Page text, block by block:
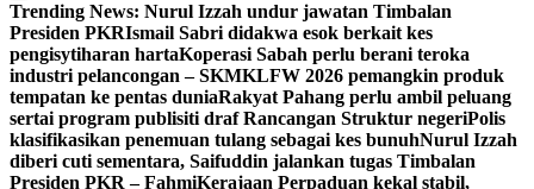
Trending News: Nurul Izzah undur jawatan Timbalan
Presiden PKRIsmail Sabri didakwa esok berkait kes
pengisytiharan hartaKoperasi Sabah perlu berani teroka
industri pelancongan – SKMKLFW 2026 pemangkin produk
tempatan ke pentas duniaRakyat Pahang perlu ambil peluang
sertai program publisiti draf Rancangan Struktur negeriPolis
klasifikasikan penemuan tulang sebagai kes bunuhNurul Izzah
diberi cuti sementara, Saifuddin jalankan tugas Timbalan
Presiden PKR – FahmiKerajaan Perpaduan kekal stabil,